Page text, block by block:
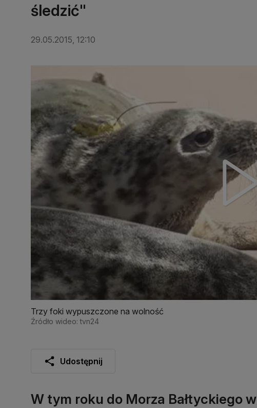
śledzić"
29.05.2015, 12:10
Trzy foki wypuszczone na wolność
Źródło wideo: tvn24
Udostępnij
W tym roku do Morza Bałtyckiego